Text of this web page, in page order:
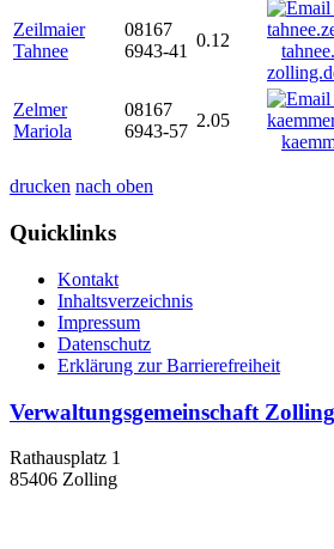
Zeilmaier
Tahnee
08167
6943-41
0.12
Zelmer
Mariola
08167
6943-57
2.05
drucken nach oben
Quicklinks
Kontakt
Inhaltsverzeichnis
Impressum
Datenschutz
Erklärung zur Barrierefreiheit
Verwaltungsgemeinschaft Zolling
Rathausplatz 1
85406 Zolling